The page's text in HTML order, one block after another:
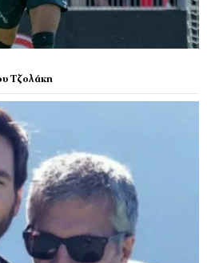
Τζολάκη